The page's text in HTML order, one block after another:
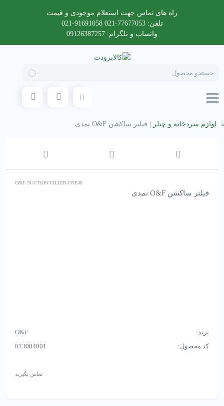
راه های تماس جهت استعلام موجودی و قیمت
تلفن: 77677053-021 91691058-021
واتساپ و تلگرام: 09126387257
search
لوازم سردخانه و چیلر فیلتر ساکشن O&F نمدی
O&F SUCTION FILTER-FRE48
فیلتر ساکشن O&F نمدی
برند:
O&F
کد محصول:
013004001
تماس بگیرید